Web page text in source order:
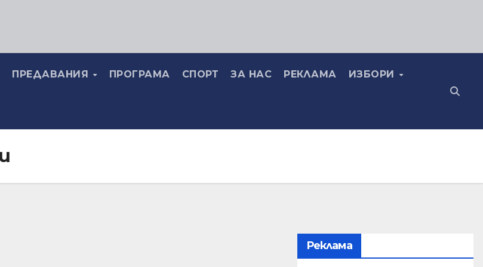
ПРЕДАВАНИЯ ПРОГРАМА СПОРТ ЗА НАС РЕКЛАМА ИЗБОРИ
Реклама